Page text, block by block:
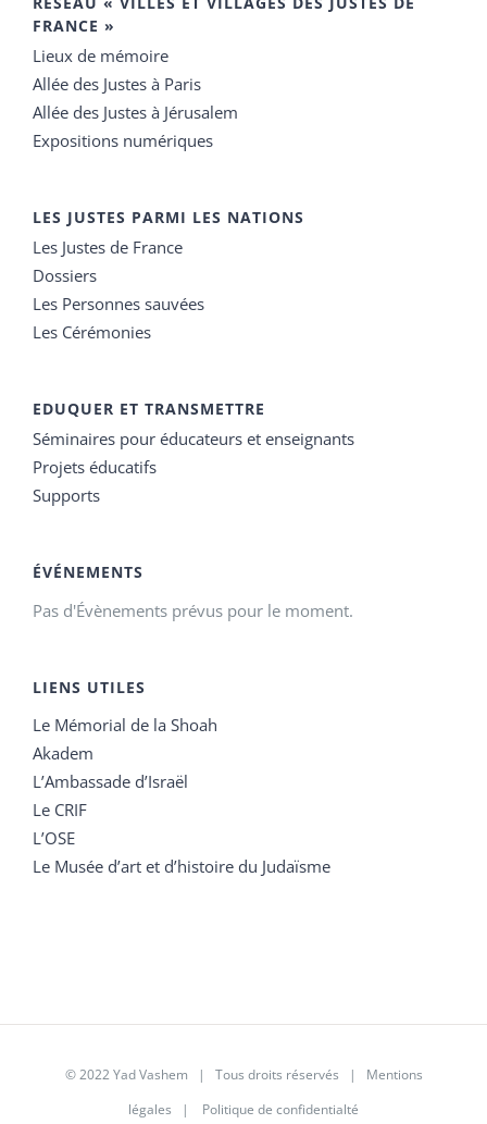
FRANCE »
Lieux de mémoire
Allée des Justes à Paris
Allée des Justes à Jérusalem
Expositions numériques
LES JUSTES PARMI LES NATIONS
Les Justes de France
Dossiers
Les Personnes sauvées
Les Cérémonies
EDUQUER ET TRANSMETTRE
Séminaires pour éducateurs et enseignants
Projets éducatifs
Supports
ÉVÉNEMENTS
Pas d'Évènements prévus pour le moment.
LIENS UTILES
Le Mémorial de la Shoah
Akadem
L’Ambassade d’Israël
Le CRIF
L’OSE
Le Musée d’art et d’histoire du Judaïsme
© 2022 Yad Vashem | Tous droits réservés | Mentions
légales | Politique de confidentialté